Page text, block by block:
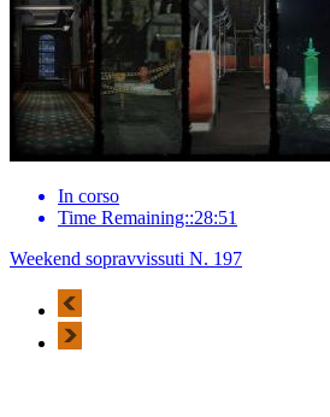
In corso
Time Remaining::28:51
Weekend sopravvissuti N. 197